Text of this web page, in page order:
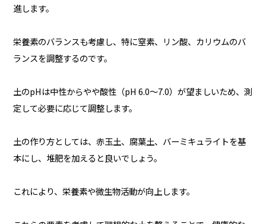
進します。
栄養素のバランスも考慮し、特に窒素、リン酸、カリウムのバ
ランスを調整するのです。
土のpHは中性からやや酸性（pH 6.0〜7.0）が望ましいため、測
定して必要に応じて調整します。
土の作り方としては、赤玉土、腐葉土、バーミキュライトを基
本にし、堆肥を加えると良いでしょう。
これにより、栄養素や微生物活動が向上します。